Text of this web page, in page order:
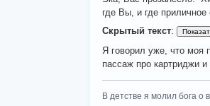
где Вы, и где
Скрытый текст:
Я говорил уже, что моя
пассаж про картриджи
В детстве я молил бога о